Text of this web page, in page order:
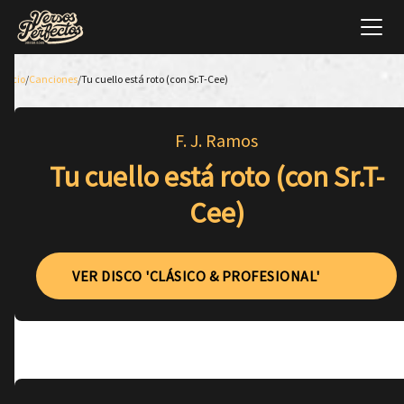
Inicio/Canciones/Tu cuello está roto (con Sr.T-Cee)
F. J. Ramos
Tu cuello está roto (con Sr.T-
Cee)
VER DISCO 'CLÁSICO & PROFESIONAL'